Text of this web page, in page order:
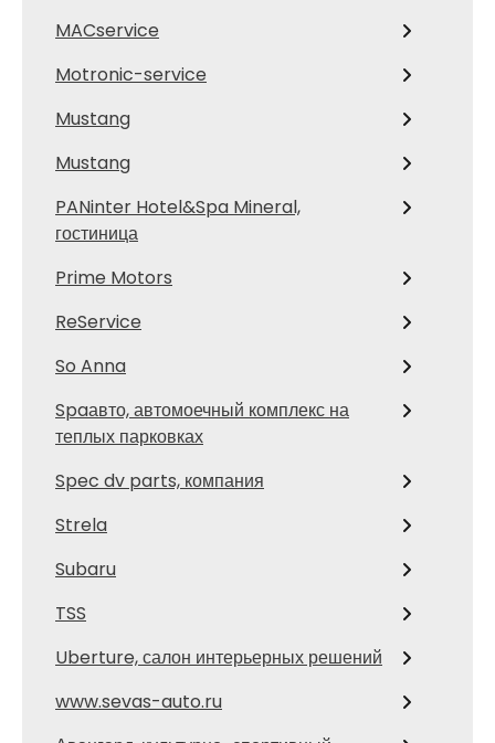
MACservice
Motronic-service
Mustang
Mustang
PANinter Hotel&Spa Mineral,
гостиница
Prime Motors
ReService
So Anna
Spaавто, автомоечный комплекс на
теплых парковках
Spec dv parts, компания
Strela
Subaru
TSS
Uberture, салон интерьерных решений
www.sevas-auto.ru